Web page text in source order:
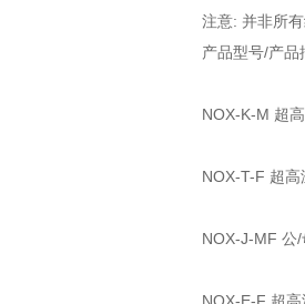
注意: 并非所
产品型号/产品
NOX-K-M 超
NOX-T-F 超
NOX-J-MF 公